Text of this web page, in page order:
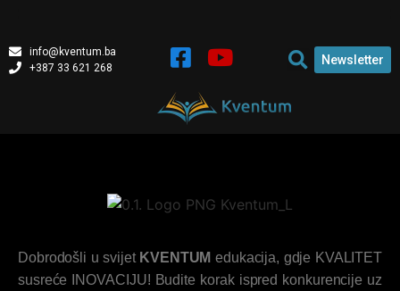
info@kventum.ba
+387 33 621 268
Newsletter
Dobrodošli u svijet KVENTUM edukacija, gdje KVALITET
susreće INOVACIJU! Budite korak ispred konkurencije uz